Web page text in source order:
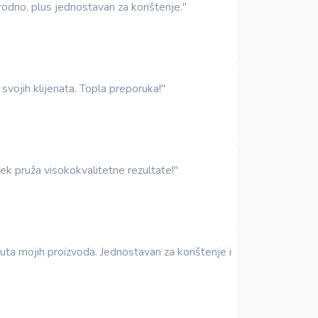
plus jednostavan za korištenje."
klijenata. Topla preporuka!"
pruža visokokvalitetne rezultate!"
mojih proizvoda. Jednostavan za korištenje i